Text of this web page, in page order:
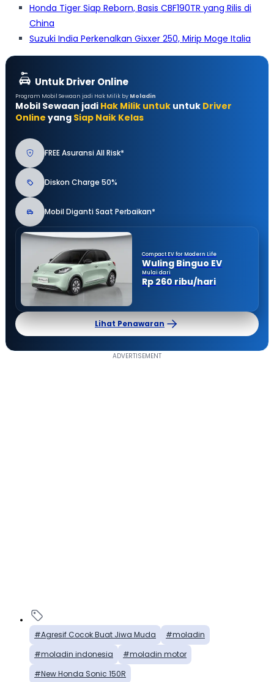
Honda Tiger Siap Reborn, Basis CBF190TR yang Rilis di
China
Suzuki India Perkenalkan Gixxer 250, Mirip Moge Italia
Untuk Driver Online
Program Mobil Sewaan jadi Hak Milik by Moladin
Mobil Sewaan jadi Hak Milik untuk untuk Driver
Online yang Siap Naik Kelas
FREE Asuransi All Risk*
Diskon Charge 50%
Mobil Diganti Saat Perbaikan*
Compact EV for Modern Life
Wuling Binguo EV
Mulai dari
Rp 260 ribu/hari
Lihat Penawaran
Agresif Cocok Buat Jiwa Muda
moladin
moladin indonesia
moladin motor
New Honda Sonic 150R